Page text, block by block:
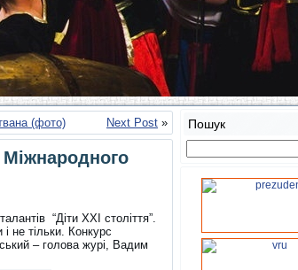
(фото) Next Post »
“Діти ХХІ століття”.
не тільки. Конкурс
– голова журі, Вадим
Пошук